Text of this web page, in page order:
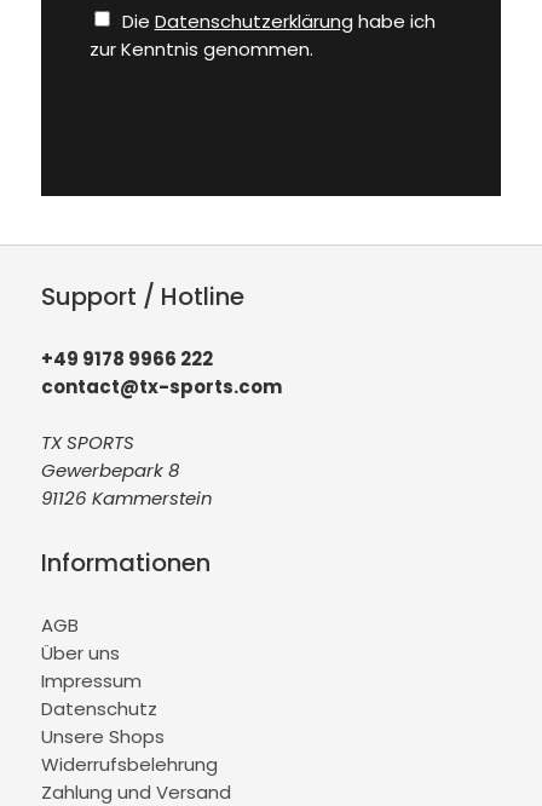
Die Datenschutzerklärung habe ich
zur Kenntnis genommen.
Support / Hotline
+49 9178 9966 222
contact@tx-sports.com
TX SPORTS
Gewerbepark 8
91126 Kammerstein
Informationen
AGB
Über uns
Impressum
Datenschutz
Unsere Shops
Widerrufsbelehrung
Zahlung und Versand